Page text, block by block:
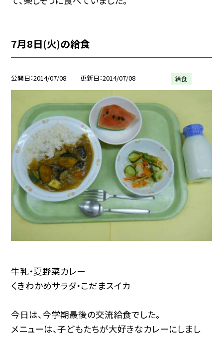
7月8日(火)の給食
公開日 2014/07/08 更新日 2014/07/08 給食
牛乳・夏野菜カレー
くきわかめサラダ・こだまスイカ
今日は、今学期最後の交流給食でした。
メニューは、子どもたちが大好きなカレーにしまし